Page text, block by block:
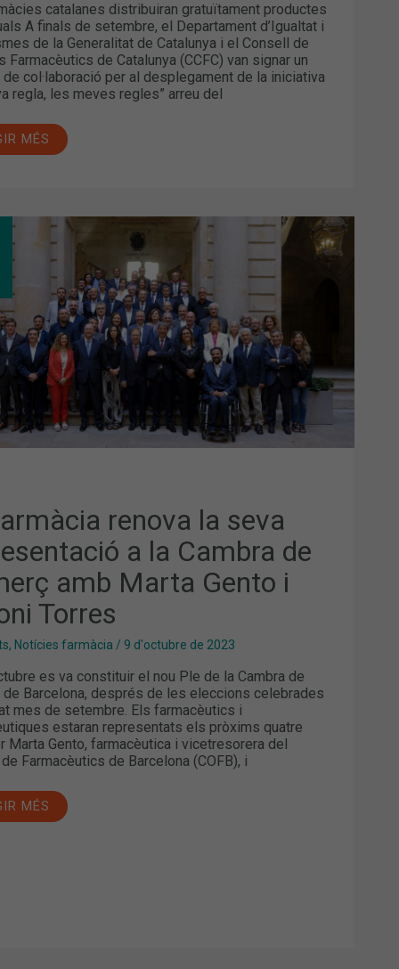
catalanes distribuiran gratuïtament productes
A finals de setembre, el Departament d’Igualtat i
de la Generalitat de Catalunya i el Consell de
Farmacèutics de Catalunya (CCFC) van signar un
de col·laboració per al desplegament de la iniciativa
regla, les meves regles” arreu del
MÉS
renova la seva
a la Cambra de
amb Marta Gento i
Torres
, Notícies farmàcia / 9 d'octubre de 2023
es va constituir el nou Ple de la Cambra de
de Barcelona, després de les eleccions celebrades
mes de setembre. Els farmacèutics i
estaran representats els pròxims quatre
Marta Gento, farmacèutica i vicetresorera del
de Farmacèutics de Barcelona (COFB), i
MÉS